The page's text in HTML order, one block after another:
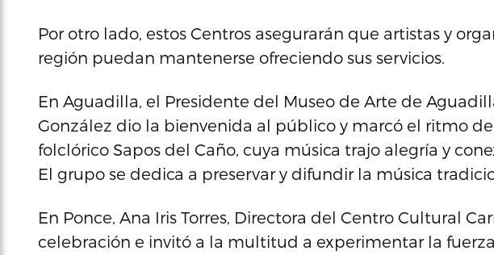
Por otro lado, estos Centros asegurarán que artistas y
región puedan mantenerse ofreciendo sus servicios.
En Aguadilla, el Presidente del Museo de Arte de
González dio la bienvenida al público y marcó el ritmo
folclórico Sapos del Caño, cuya música trajo alegría y
El grupo se dedica a preservar y difundir la música
En Ponce, Ana Iris Torres, Directora del Centro Cultural
celebración e invitó a la multitud a experimentar la